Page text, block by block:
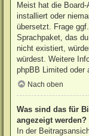
Meist hat die
installiert oder
übersetzt. Frage
Sprachpaket, das
nicht existiert,
würdest. Weitere
phpBB Limited oder
Nach oben
Was sind das für
angezeigt werden?
In der